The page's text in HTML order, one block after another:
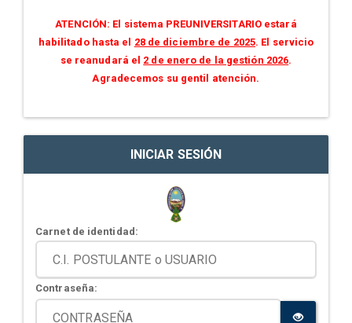
ATENCIÓN: El sistema PREUNIVERSITARIO estará
habilitado hasta el 28 de diciembre de 2025. El servicio
se reanudará el 2 de enero de la gestión 2026.
Agradecemos su gentil atención.
INICIAR SESIÓN
Carnet de identidad:
Contraseña: